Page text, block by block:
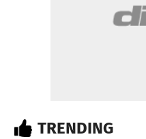
TRENDING